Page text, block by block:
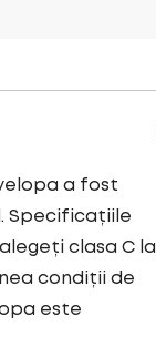
a fost
Specificațiile
clasa C la
condiții de
este